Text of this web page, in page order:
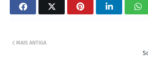
MAIS ANTIGA